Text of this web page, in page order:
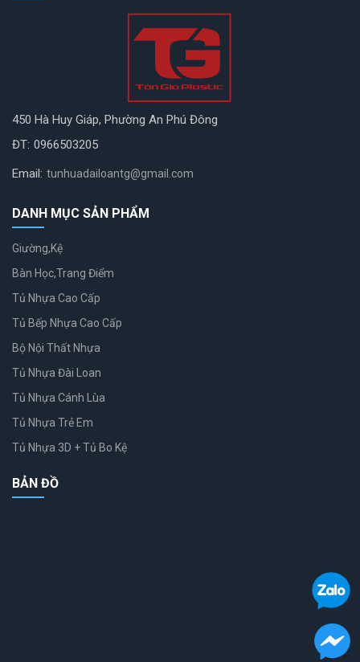
450 Hà Huy Giáp, Phường An Phú Đông
ĐT: 0966503205
Email: tunhuadailoantg@gmail.com
DANH MỤC SẢN PHẨM
Giường,Kệ
Bàn Học,Trang Điểm
Tủ Nhựa Cao Cấp
Tủ Bếp Nhựa Cao Cấp
Bộ Nội Thất Nhựa
Tủ Nhựa Đài Loan
Tủ Nhựa Cánh Lùa
Tủ Nhựa Trẻ Em
Tủ Nhựa 3D + Tủ Bo Kệ
BẢN ĐỒ